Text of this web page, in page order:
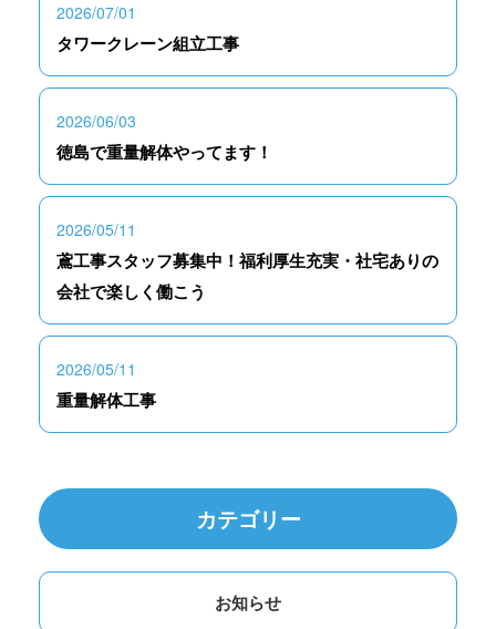
2026/07/01
タワークレーン組立工事
2026/06/03
徳島で重量解体やってます！
2026/05/11
鳶工事スタッフ募集中！福利厚生充実・社宅ありの
会社で楽しく働こう
2026/05/11
重量解体工事
カテゴリー
お知らせ